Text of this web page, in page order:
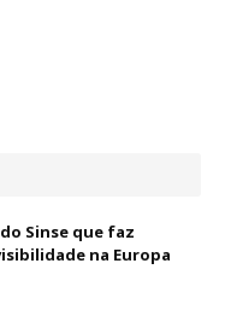
Sinse que faz
na Europa